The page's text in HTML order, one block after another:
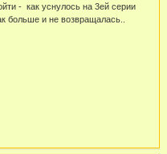
- как уснулось на 3ей серии
больше и не возвращалась..